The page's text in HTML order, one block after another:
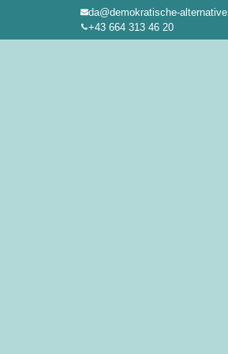
da@demokratische-
+43 664 313 46 20